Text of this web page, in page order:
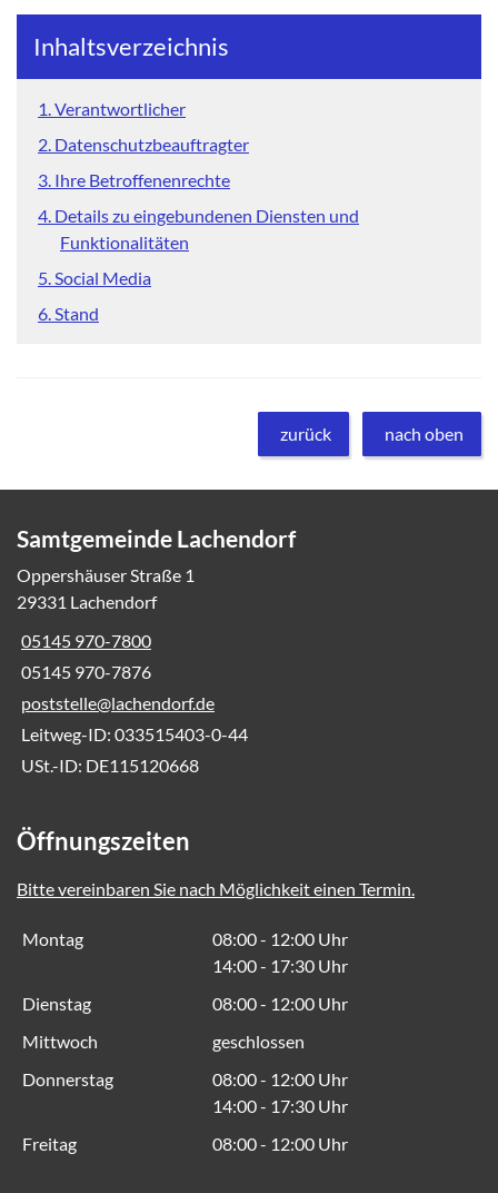
Inhaltsverzeichnis
1. Verantwortlicher
2. Datenschutzbeauftragter
3. Ihre Betroffenenrechte
4. Details zu eingebundenen Diensten und
Funktionalitäten
5. Social Media
6. Stand
zurück nach oben
Samtgemeinde Lachendorf
Oppershäuser Straße 1
29331 Lachendorf
05145 970-7800
05145 970-7876
poststelle@lachendorf.de
Leitweg-ID: 033515403-0-44
USt.-ID: DE115120668
Öffnungszeiten
Bitte vereinbaren Sie nach Möglichkeit einen Termin.
Montag
08:00 - 12:00 Uhr
14:00 - 17:30 Uhr
Dienstag
08:00 - 12:00 Uhr
Mittwoch
geschlossen
Donnerstag
08:00 - 12:00 Uhr
14:00 - 17:30 Uhr
Freitag
08:00 - 12:00 Uhr